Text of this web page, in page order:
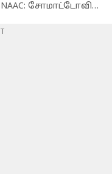
சோமாட்டோவிற்கு போட்டியாக 15 நிமிட உணவு டெலிவெரியில் களமிறங்கிய ஸ்விக்கி